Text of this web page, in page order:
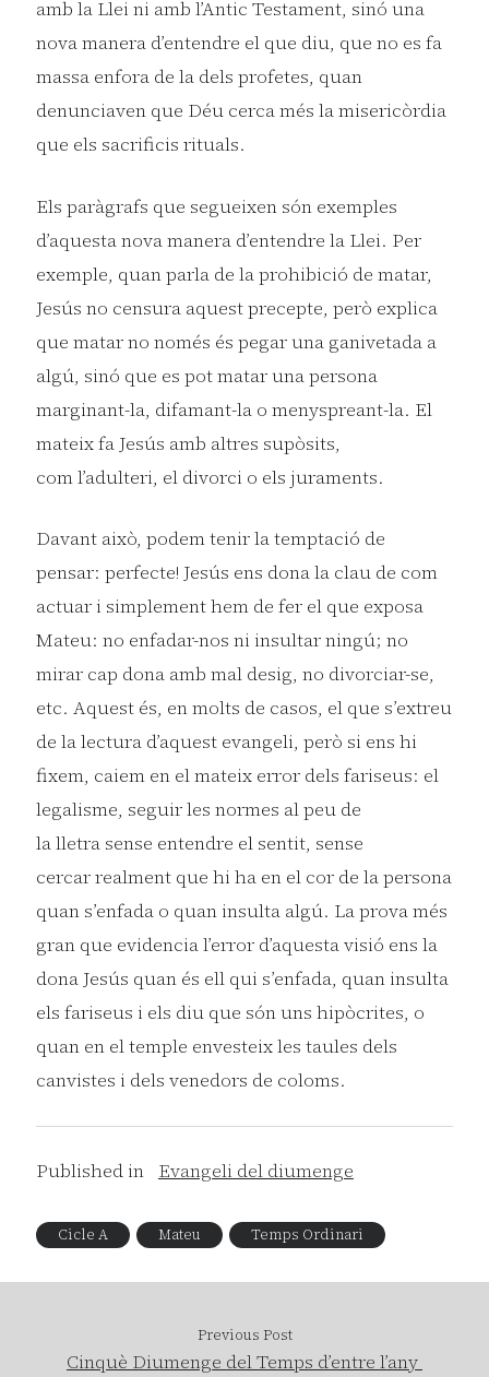
amb la Llei ni amb l’Antic Testament, sinó una
nova manera d’entendre el que diu, que no es fa
massa enfora de la dels profetes, quan
denunciaven que Déu cerca més la misericòrdia
que els sacrificis rituals.
Els paràgrafs que segueixen són exemples
d’aquesta nova manera d’entendre la Llei. Per
exemple, quan parla de la prohibició de matar,
Jesús no censura aquest precepte, però explica
que matar no només és pegar una ganivetada a
algú, sinó que es pot matar una persona
marginant-la, difamant-la o menyspreant-la. El
mateix fa Jesús amb altres supòsits,
com l’adulteri, el divorci o els juraments.
Davant això, podem tenir la temptació de
pensar: perfecte! Jesús ens dona la clau de com
actuar i simplement hem de fer el que exposa
Mateu: no enfadar-nos ni insultar ningú; no
mirar cap dona amb mal desig, no divorciar-se,
etc. Aquest és, en molts de casos, el que s’extreu
de la lectura d’aquest evangeli, però si ens hi
fixem, caiem en el mateix error dels fariseus: el
legalisme, seguir les normes al peu de
la lletra sense entendre el sentit, sense
cercar realment que hi ha en el cor de la persona
quan s’enfada o quan insulta algú. La prova més
gran que evidencia l’error d’aquesta visió ens la
dona Jesús quan és ell qui s’enfada, quan insulta
els fariseus i els diu que són uns hipòcrites, o
quan en el temple envesteix les taules dels
canvistes i dels venedors de coloms.
Published in Evangeli del diumenge
Cicle A Mateu Temps Ordinari
Previous Post
Cinquè Diumenge del Temps d’entre l’any